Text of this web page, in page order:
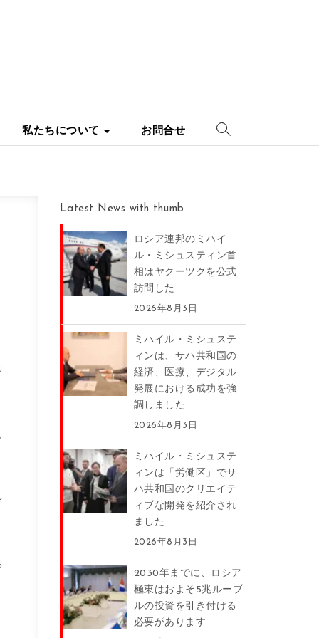
私たちについて お問合せ
Latest News with thumb
ロシア連邦のミハイ
ル・ミシュスティン首
相はヤクーツクを公式
訪問した
2026年8月3日
ミハイル・ミシュステ
ィンは、サハ共和国の
経済、医療、デジタル
発展における成功を強
調しました
2026年8月3日
ミハイル・ミシュステ
ィンは「労働区」でサ
ハ共和国のクリエイテ
ィブな開発を紹介され
ました
2026年8月3日
2030年までに、ロシア
極東はおよそ5兆ルーブ
ルの投資を引き付ける
必要があります